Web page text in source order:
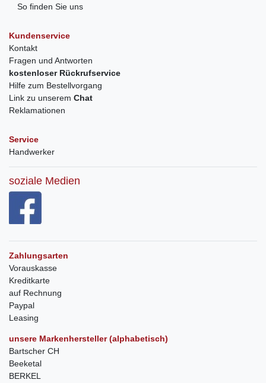
So finden Sie uns
Kundenservice
Kontakt
Fragen und Antworten
kostenloser Rückrufservice
Hilfe zum Bestellvorgang
Link zu unserem Chat
Reklamationen
Service
Handwerker
soziale Medien
Zahlungsarten
Vorauskasse
Kreditkarte
auf Rechnung
Paypal
Leasing
unsere Markenhersteller (alphabetisch)
Bartscher CH
Beeketal
BERKEL